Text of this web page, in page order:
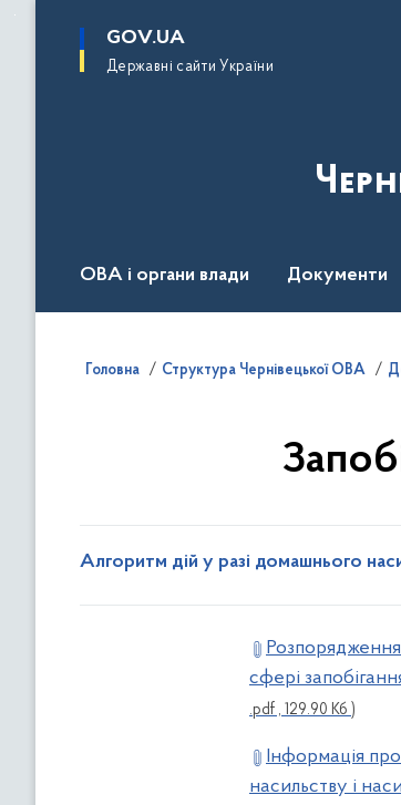
основного
GOV.UA
Державні сайти України
ОВА і органи влади Документи
Головна Структура Чернівецької ОВА
Алгоритм дій у разі домашнього
Розпорядження
сфері
.pdf , 129.90 Кб )
Інформація
насильству і